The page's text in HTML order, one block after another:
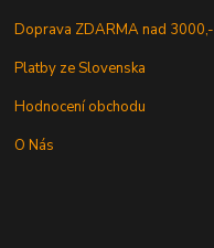
Doprava ZDARMA nad 3000,-
Platby ze Slovenska
Hodnocení obchodu
O Nás